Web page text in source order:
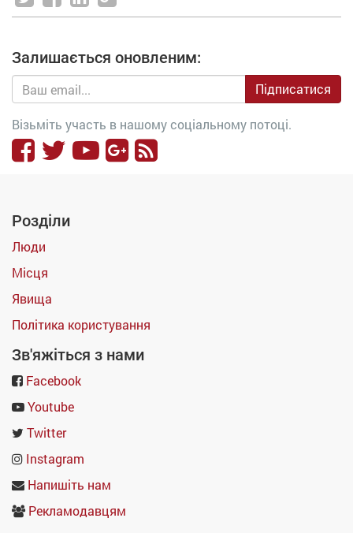
Залишається оновленим:
Підписатися
Візьміть участь в нашому соціальному потоці.
Розділи
Люди
Місця
Явища
Політика користування
Зв'яжіться з нами
Facebook
Youtube
Twitter
Instagram
Напишіть нам
Рекламодавцям